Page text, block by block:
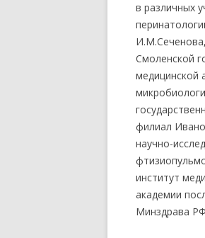
в различных
Смоленской
медицинской
филиал
научно-
институт
академии
Минздрава